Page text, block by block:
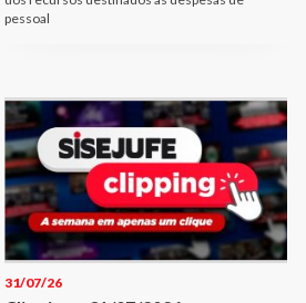
pessoal
31/07/26